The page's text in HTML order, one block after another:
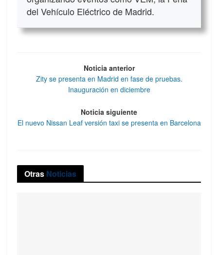
del Vehículo Eléctrico de Madrid.
Noticia anterior
Zity se presenta en Madrid en fase de pruebas.
Inauguración en diciembre
Noticia siguiente
El nuevo Nissan Leaf versión taxi se presenta en Barcelona
Otras Noticias